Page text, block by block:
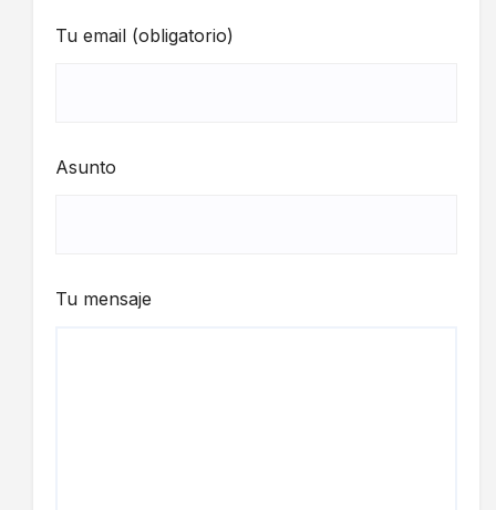
Tu email (obligatorio)
Asunto
Tu mensaje